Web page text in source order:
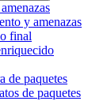
y amenazas
final
de paquetes
de paquetes